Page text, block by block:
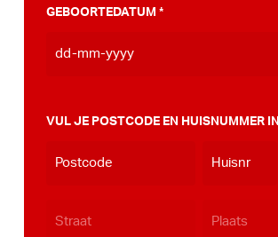
GEBOORTEDATUM *
MM
JJJJ
VUL JE POSTCODE EN HUISNUMMER IN